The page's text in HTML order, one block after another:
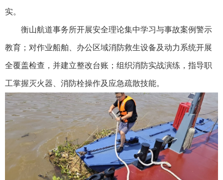
实。
衡山航道事务所开展安全理论集中学习与事故案例警示
教育；对作业船舶、办公区域消防救生设备及动力系统开展
全覆盖检查，并建立整改台账；组织消防实战演练，指导职
工掌握灭火器、消防栓操作及应急疏散技能。